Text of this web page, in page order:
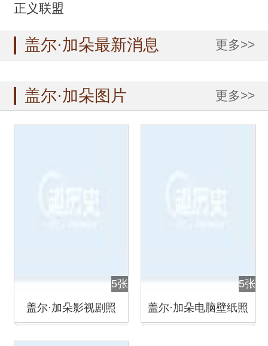
正义联盟
盖尔·加朵最新消息 更多>>
盖尔·加朵图片 更多>>
5张
盖尔·加朵影视剧照
5张
盖尔·加朵电脑壁纸照